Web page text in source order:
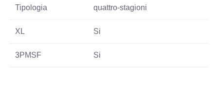
Tipologia quattro-stagioni
XL Si
3PMSF Si